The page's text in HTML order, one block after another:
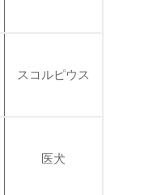
スコルピウス
医犬